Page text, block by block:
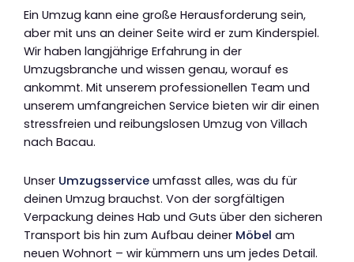
Ein Umzug kann eine große Herausforderung sein,
aber mit uns an deiner Seite wird er zum Kinderspiel.
Wir haben langjährige Erfahrung in der
Umzugsbranche und wissen genau, worauf es
ankommt. Mit unserem professionellen Team und
unserem umfangreichen Service bieten wir dir einen
stressfreien und reibungslosen Umzug von Villach
nach Bacau.
Unser Umzugsservice umfasst alles, was du für
deinen Umzug brauchst. Von der sorgfältigen
Verpackung deines Hab und Guts über den sicheren
Transport bis hin zum Aufbau deiner Möbel am
neuen Wohnort – wir kümmern uns um jedes Detail.